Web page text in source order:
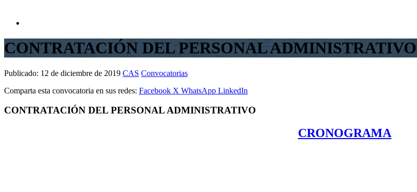
CONTRATACIÓN DEL PERSONAL ADMINISTRATIVO
Publicado: 12 de diciembre de 2019 CAS Convocatorias
Comparta esta convocatoria en sus redes: Facebook X WhatsApp LinkedIn
CONTRATACIÓN DEL PERSONAL ADMINISTRATIVO
CRONOGRAMA